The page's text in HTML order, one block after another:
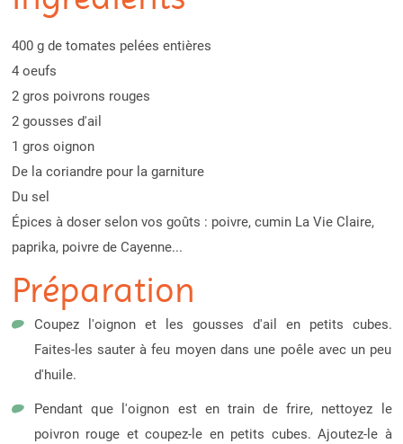
400 g de tomates pelées entières
4 oeufs
2 gros poivrons rouges
2 gousses d'ail
1 gros oignon
De la coriandre pour la garniture
Du sel
Épices à doser selon vos goûts : poivre, cumin La Vie Claire,
paprika, poivre de Cayenne...
Préparation
Coupez l'oignon et les gousses d'ail en petits cubes.
Faites-les sauter à feu moyen dans une poêle avec un peu
d'huile.
Pendant que l'oignon est en train de frire, nettoyez le
poivron rouge et coupez-le en petits cubes. Ajoutez-le à